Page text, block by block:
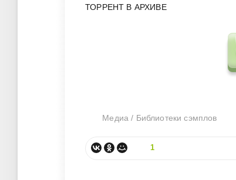
ТОРРЕНТ В АРХИВЕ
Медиа / Библиотеки сэмплов
1